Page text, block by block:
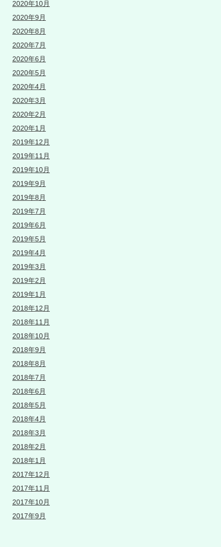
2020年10月
2020年9月
2020年8月
2020年7月
2020年6月
2020年5月
2020年4月
2020年3月
2020年2月
2020年1月
2019年12月
2019年11月
2019年10月
2019年9月
2019年8月
2019年7月
2019年6月
2019年5月
2019年4月
2019年3月
2019年2月
2019年1月
2018年12月
2018年11月
2018年10月
2018年9月
2018年8月
2018年7月
2018年6月
2018年5月
2018年4月
2018年3月
2018年2月
2018年1月
2017年12月
2017年11月
2017年10月
2017年9月